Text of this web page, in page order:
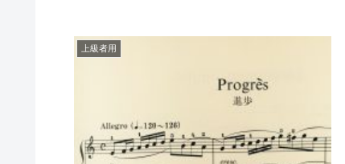
上級者用